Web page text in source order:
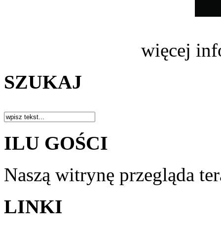
więcej
SZUKAJ
ILU GOŚCI
Naszą witrynę przegląda
LINKI